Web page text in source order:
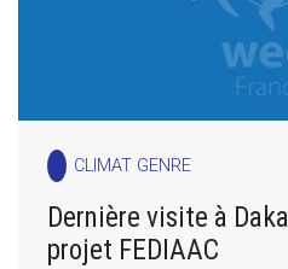
CLIMAT GENRE
Dernière visite à
projet FEDIAAC